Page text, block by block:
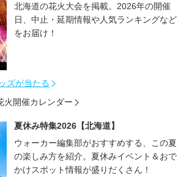
北海道の花火大会を掲載。2026年の開催
日、中止・延期情報や人気ランキングなど
をお届け！
ズが当たる
火開催カレンダー
夏休み特集2026【北海道】
ウォーカー編集部がおすすめする、この夏
の楽しみ方を紹介。夏休みイベント＆おで
かけスポット情報が盛りだくさん！